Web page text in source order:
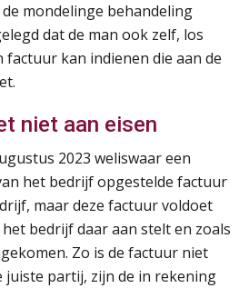
mondelinge behandeling
dat de man ook zelf, los
factuur kan indienen die aan de
niet aan eisen
2023 weliswaar een
het bedrijf opgestelde factuur
maar deze factuur voldoet
bedrijf daar aan stelt en zoals
Zo is de factuur niet
juiste partij, zijn de in rekening